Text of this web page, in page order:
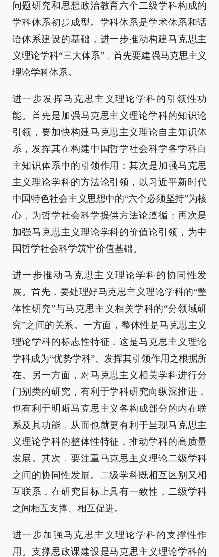
问题研究和思想政治教育六个二级学科构成的
学科体系初步成型。学科体系是学术体系和话
语体系建设的基础，进一步推动构建马克思主
义理论学科“三大体系”，首先要建强马克思主义
理论学科体系。
进一步发挥马克思主义理论学科的引领性功
能。首先是加强马克思主义理论学科的知识论
引领，要加快构建马克思主义理论自主知识体
系，发挥其在构建中国哲学社会科学各学科自
主知识体系中的引领作用；其次是加强马克思
主义理论学科的方法论引领，以习近平新时代
中国特色社会主义思想中的“六个必须坚持”为核
心，为哲学社会科学提供方法论遵循；再次是
加强马克思主义理论学科的价值论引领，为中
国哲学社会科学筑牢价值基础。
进一步推动马克思主义理论学科的协同性发
展。首先，要处理好马克思主义理论学科的“整
体性研究”与马克思主义相关学科的“分领域研
究”之间的关系。一方面，整体性是马克思主义
理论学科的标志性特征，这是马克思主义理论
学科成为“优势学科”、发挥其引领作用之根据所
在。另一方面，对马克思主义相关学科进行分
门别类的研究，有利于学科研究向纵深推进，
也有利于明晰马克思主义各构成部分的内在联
系及其功能，从而也就更有利于呈现马克思主
义理论学科的整体性特征，推动学科的高质量
发展。其次，要注重马克思主义理论二级学科
之间的协同性发展。二级学科既相互区别又相
互联系，在研究目标上具有一致性，二级学科
之间相互支撑、相互促进。
进一步加强马克思主义理论学科的支撑性作
用。支撑思政课建设是马克思主义理论学科的